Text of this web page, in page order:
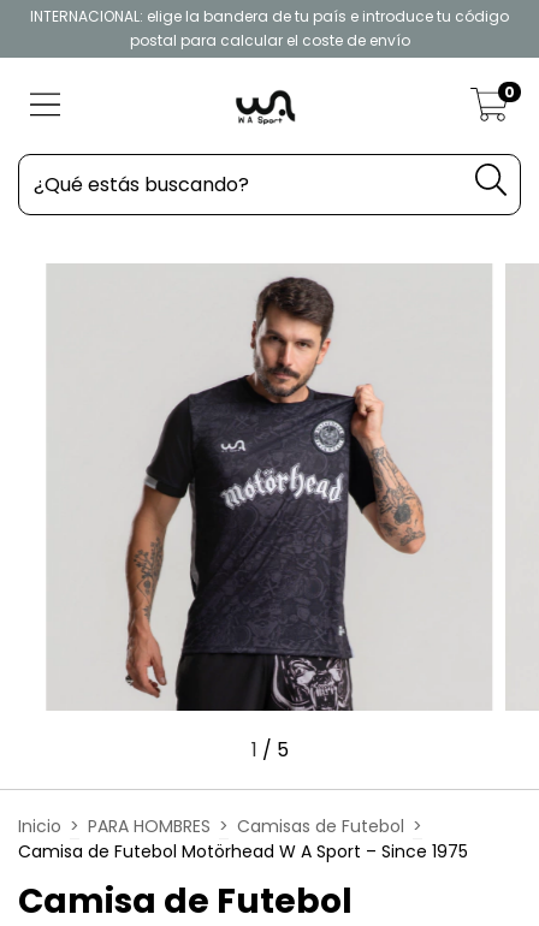
INTERNACIONAL: elige la bandera de tu país e introduce tu código
postal para calcular el coste de envío
0
1 / 5
Inicio > PARA HOMBRES > Camisas de Futebol >
Camisa de Futebol Motörhead W A Sport – Since 1975
Camisa de Futebol